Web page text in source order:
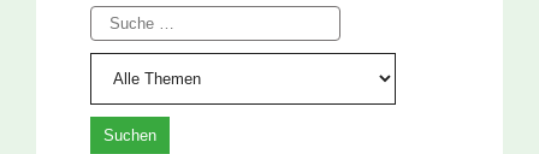
Suche